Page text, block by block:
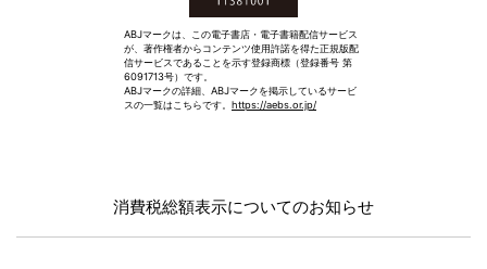
ABJマークは、この電子書店・電子書籍配信サービス
が、著作権者からコンテンツ使用許諾を得た正規版配
信サービスであることを示す登録商標（登録番号 第
6091713号）です。
ABJマークの詳細、ABJマークを掲示しているサービ
スの一覧はこちらです。 https://aebs.or.jp/
消費税総額表示についてのお知らせ